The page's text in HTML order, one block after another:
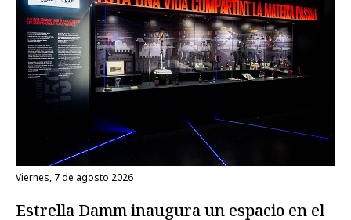
viernes, 7 de agosto 2026
Estrella Damm inaugura un espacio en el